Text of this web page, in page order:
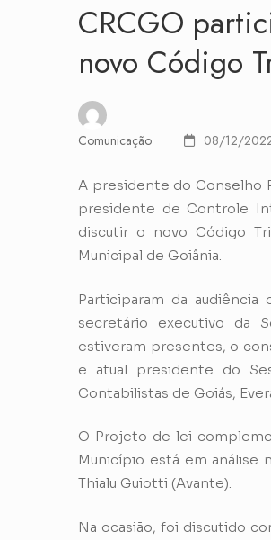
CRCGO
novo Código
Comunicação 08/12/
A presidente do Conselho
presidente de Controle
discutir o novo Código
Municipal de Goiânia.
Participaram da
secretário executivo da
estiveram presentes, o
e atual presidente do
Contabilistas de Goiás,
O Projeto de lei
Município está em análise
Thialu Guiotti (Avante).
Na ocasião, foi discutido